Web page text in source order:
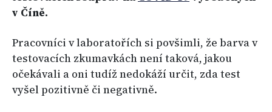
v Číně.
Pracovníci v laboratořích si povšimli, že barva v
testovacích zkumavkách není taková, jakou
očekávali a oni tudíž nedokáží určit, zda test
vyšel pozitivně či negativně.